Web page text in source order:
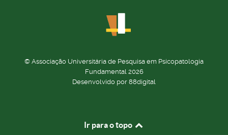
© Associação Universitária de Pesquisa em Psicopatologia
Fundamental 2026
Desenvolvido por 88digital
Ir para o topo